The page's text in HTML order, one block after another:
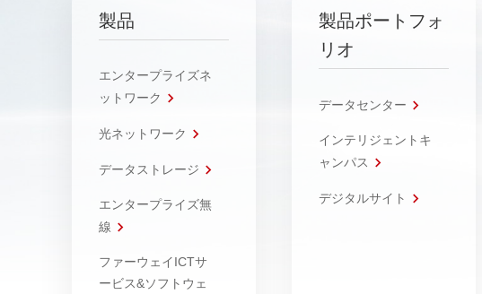
製品
エンタープライズネ
ットワーク
光ネットワーク
データストレージ
エンタープライズ無
線
ファーウェイICTサ
ービス&ソフトウェ
製品ポートフォ
リオ
データセンター
インテリジェントキ
ャンパス
デジタルサイト